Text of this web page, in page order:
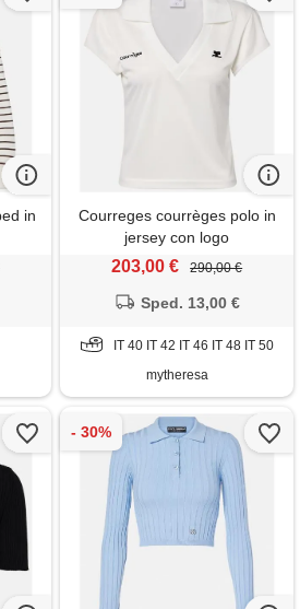
in
Courreges courrèges polo in
jersey con logo
203,00 € 290,00 €
Sped. 13,00 €
IT 40 IT 42 IT 46 IT 48 IT 50
mytheresa